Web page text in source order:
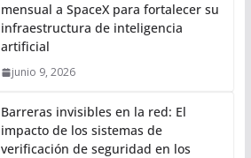
mensual a SpaceX para fortalecer su
infraestructura de inteligencia
artificial
junio 9, 2026
Barreras invisibles en la red: El
impacto de los sistemas de
verificación de seguridad en los